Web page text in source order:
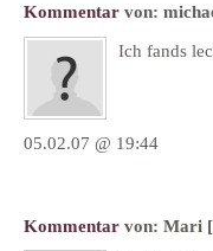
Kommentar von:
Ich fands
05.02.07 @ 19:44
Kommentar von: Mari